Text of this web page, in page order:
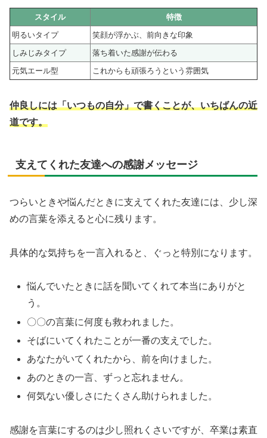
スタイル
特徴
明るいタイプ
笑顔が浮かぶ、前向きな印象
しみじみタイプ
落ち着いた感謝が伝わる
元気エール型
これからも頑張ろうという雰囲気
仲良しには「いつもの自分」で書くことが、いちばんの近
道です。
支えてくれた友達への感謝メッセージ
つらいときや悩んだときに支えてくれた友達には、少し深
めの言葉を添えると心に残ります。
具体的な気持ちを一言入れると、ぐっと特別になります。
悩んでいたときに話を聞いてくれて本当にありがと
う。
〇〇の言葉に何度も救われました。
そばにいてくれたことが一番の支えでした。
あなたがいてくれたから、前を向けました。
あのときの一言、ずっと忘れません。
何気ない優しさにたくさん助けられました。
感謝を言葉にするのは少し照れくさいですが、卒業は素直